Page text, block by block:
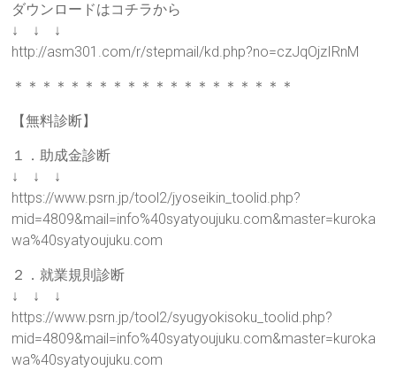
ダウンロードはコチラから
↓ ↓ ↓
http://asm301.com/r/stepmail/kd.php?no=czJqOjzIRnM
＊＊＊＊＊＊＊＊＊＊＊＊＊＊＊＊＊＊＊＊
【無料診断】
１．助成金診断
↓ ↓ ↓
https://www.psrn.jp/tool2/jyoseikin_toolid.php?
mid=4809&mail=info%40syatyoujuku.com&master=kuroka
wa%40syatyoujuku.com
２．就業規則診断
↓ ↓ ↓
https://www.psrn.jp/tool2/syugyokisoku_toolid.php?
mid=4809&mail=info%40syatyoujuku.com&master=kuroka
wa%40syatyoujuku.com